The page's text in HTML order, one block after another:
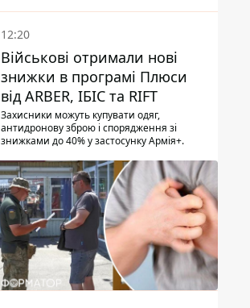
12:20
Військові отримали нові
знижки в програмі Плюси
від ARBER, ІБІС та RIFT
Захисники можуть купувати одяг,
антидронову зброю і спорядження зі
знижками до 40% у застосунку Армія+.